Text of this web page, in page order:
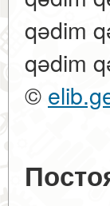
qədim
qədim
©